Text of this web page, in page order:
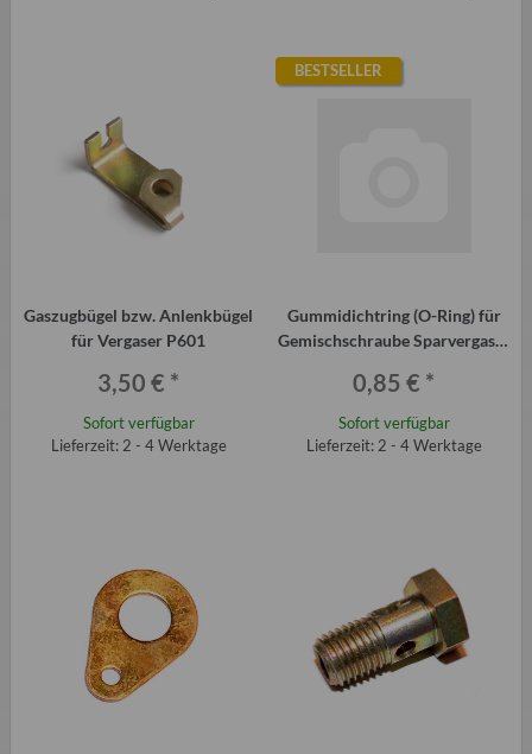
Gaszugbügel bzw. Anlenkbügel
für Vergaser P601
3,50 € *
Sofort verfügbar
Lieferzeit: 2 - 4 Werktage
BESTSELLER
Gummidichtring (O-Ring) für
Gemischschraube Sparvergaser
0,85 € *
Sofort verfügbar
Lieferzeit: 2 - 4 Werktage